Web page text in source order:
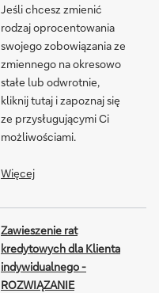
Jeśli chcesz zmienić
rodzaj oprocentowania
swojego zobowiązania ze
zmiennego na okresowo
stałe lub odwrotnie,
kliknij tutaj i zapoznaj się
ze przysługującymi Ci
możliwościami.
Więcej
Zawieszenie rat
kredytowych dla Klienta
indywidualnego -
ROZWIĄZANIE